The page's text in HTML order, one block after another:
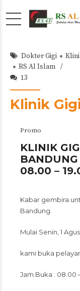
Dokter Gigi
RS Al Islam
13
Klinik
Promo
KLINIK
08.00 –
Kabar gembira
Bandung.
Mulai Senin, 1
kami buka
Jam Buka : 08.00